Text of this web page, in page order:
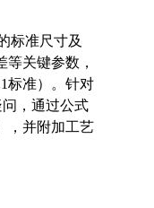
标准尺寸及
关键参数，
标准）。针对
问，通过公式
，并附加工艺